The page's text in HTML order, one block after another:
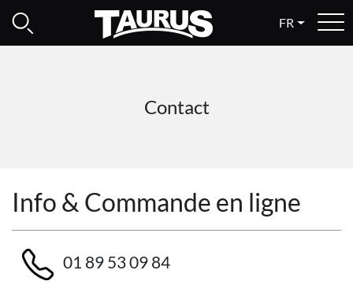
FR
Contact
Info & Commande en ligne
01 89 53 09 84